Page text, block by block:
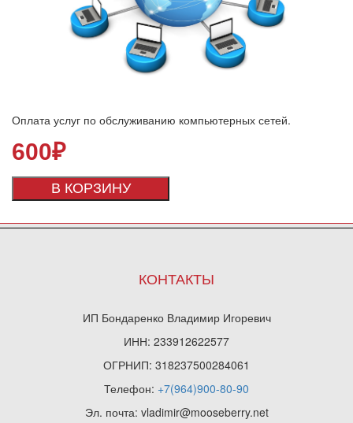
Оплата услуг по обслуживанию компьютерных сетей.
600₽
В КОРЗИНУ
КОНТАКТЫ
ИП Бондаренко Владимир Игоревич
ИНН: 233912622577
ОГРНИП: 318237500284061
Телефон: +7(964)900-80-90
Эл. почта: vladimir@mooseberry.net